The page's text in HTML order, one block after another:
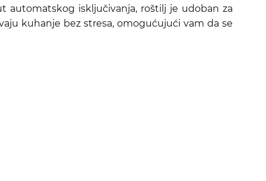
automatskog isključivanja, roštilj je udoban za
kuhanje bez stresa, omogućujući vam da se